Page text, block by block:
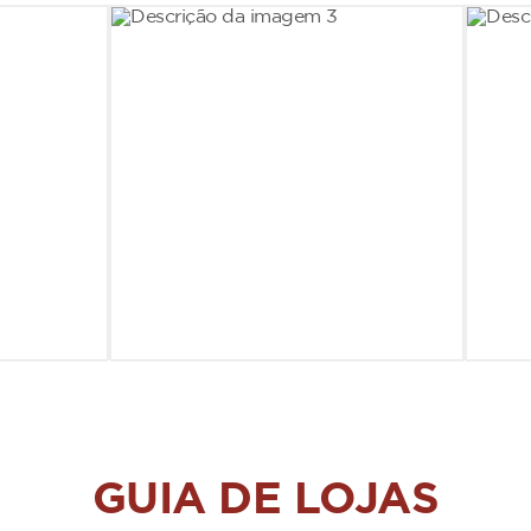
GUIA DE LOJAS